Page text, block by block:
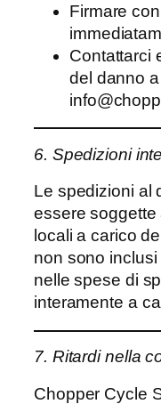
Firmare
Contattarci
del danno a
6. Spedizioni
Le spedizioni al
essere soggette
locali a carico
non sono
nelle spese di
interamente a
7. Ritardi nella
Chopper Cycle